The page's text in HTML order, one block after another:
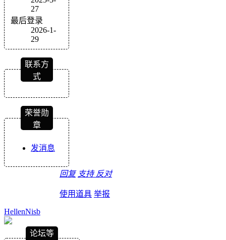
27
最后登录
2026-1-
29
联系方
式
荣誉勋
章
发消息
回复 支持 反对
使用道具 举报
HellenNisb
论坛等